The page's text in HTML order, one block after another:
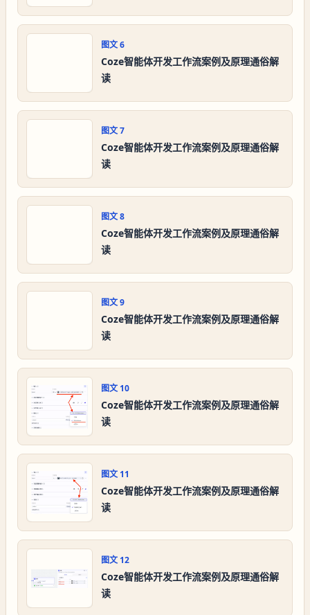
图文6
Coze智能体开发工作流案例及原理通俗解
读
图文7
Coze智能体开发工作流案例及原理通俗解
读
图文8
Coze智能体开发工作流案例及原理通俗解
读
图文9
Coze智能体开发工作流案例及原理通俗解
读
图文 10
Coze智能体开发工作流案例及原理通俗解
读
图文 11
Coze智能体开发工作流案例及原理通俗解
读
图文 12
Coze智能体开发工作流案例及原理通俗解
读